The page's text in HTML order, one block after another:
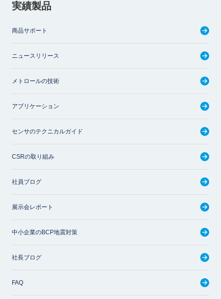
実績製品
商品サポート
ニュースリリース
メトロールの技術
アプリケーション
センサのテクニカルガイド
CSRの取り組み
社員ブログ
展示会レポート
中小企業のBCP地震対策
社長ブログ
FAQ